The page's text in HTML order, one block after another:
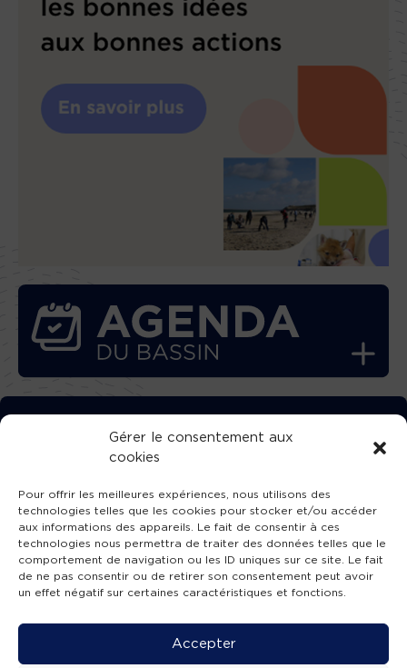
Gérer le consentement aux
cookies
Pour offrir les meilleures expériences, nous utilisons des
technologies telles que les cookies pour stocker et/ou accéder
aux informations des appareils. Le fait de consentir à ces
technologies nous permettra de traiter des données telles que le
comportement de navigation ou les ID uniques sur ce site. Le fait
de ne pas consentir ou de retirer son consentement peut avoir
un effet négatif sur certaines caractéristiques et fonctions.
Accepter
TÉLÉCHARGEZ GRATUITEMENT
L’APPLICATION TVBA !
SUIVEZ-NOUS !
Mentions légales -Accessibilité